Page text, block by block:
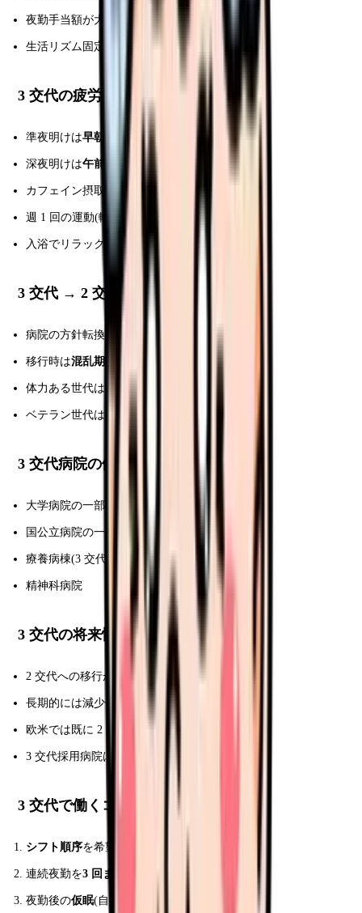
夜勤手当額が大事
生活リズム固定したい
3 交代の疲労対策
準夜明けは早朝睡眠 でリセット
深夜明けは午前中睡眠 で夜まで起きる
カフェイン摂取を 勤務開始 2 時間以内
週 1 回の運動(軽めで可)
入浴でリラックス
3 交代 → 2 交代への移行
病院の方針転換で増加中
移行時は混乱期
体力ある世代は 2 交代歓迎
ベテラン世代は 3 交代維持希望多
3 交代病院の例
大学病院の一部(東大病院など)
国公立病院の一部
療養病棟(3 交代維持)
精神科病院
3 交代の将来性
2 交代への移行が進行中
長期的には減少傾向
欧米では既に 2 交代主流
3 交代採用病院は今後選択肢狭まる
3 交代で働くコツ
シフト順序を希望で調整
連続夜勤を3 回まで
夜勤後の仮眠(自宅で 2-3 時間)